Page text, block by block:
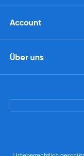
Account
Über uns